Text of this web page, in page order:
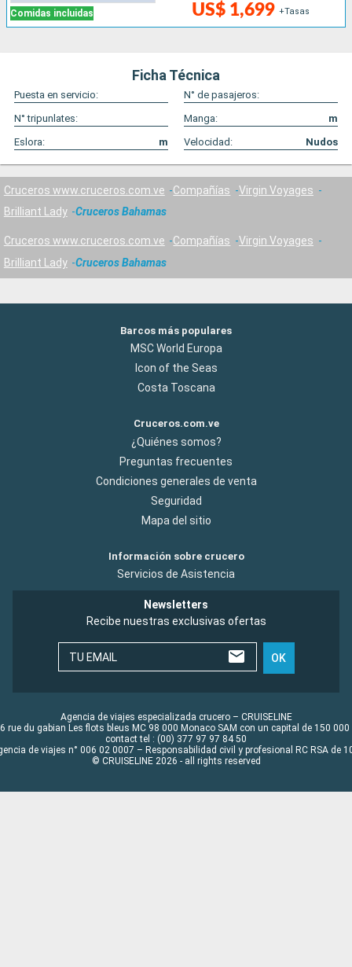
Comidas incluidas US$ 1,699 +Tasas
Ficha Técnica
Puesta en servicio:
N° de pasajeros:
N° tripunlates:
Manga:
m
Eslora:
m Velocidad: Nudos
Cruceros www.cruceros.com.ve Compañías
Virgin Voyages
Brilliant Lady
Cruceros Bahamas
Cruceros www.cruceros.com.ve Compañías
Virgin Voyages
Brilliant Lady
Cruceros Bahamas
Barcos más populares
MSC World Europa
Icon of the Seas
Costa Toscana
Cruceros.com.ve
¿Quiénes somos?
Preguntas frecuentes
Condiciones generales de venta
Seguridad
Mapa del sitio
Información sobre crucero
Servicios de Asistencia
Newsletters
Recibe nuestras exclusivas ofertas
TU EMAIL OK
Agencia de viajes especializada crucero – CRUISELINE
rue du gabian Les flots bleus MC 98 000 Monaco SAM con un capital de 150 000
contact tel : (00) 377 97 97 84 50
de viajes n° 006 02 0007 – Responsabilidad civil y profesional RC RSA de
© CRUISELINE 2026 - all rights reserved